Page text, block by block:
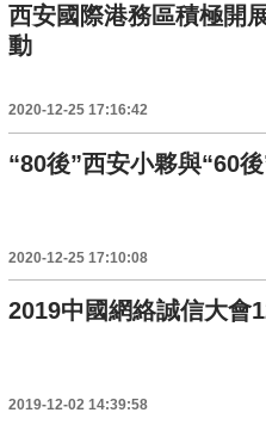
西安國際港務區積極開
動
2020-12-25 17:16:42
“80後”西安小夥與“60
2020-12-25 17:10:08
2019中國網絡誠信大會
2019-12-02 14:39:58